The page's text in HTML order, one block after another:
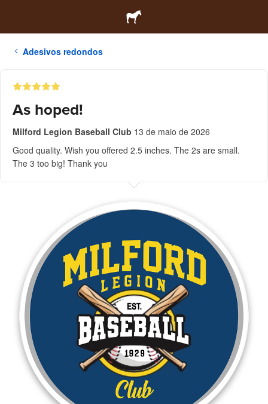
Adesivos redondos
As hoped!
Milford Legion Baseball Club 13 de maio de 2026
Good quality. Wish you offered 2.5 inches. The 2s are small.
The 3 too big! Thank you